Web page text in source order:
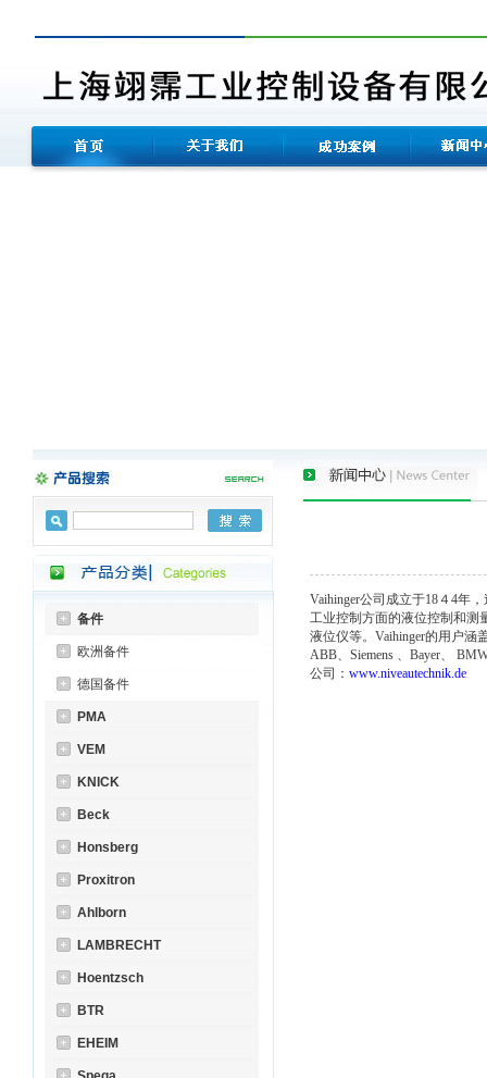
备件
欧洲备件
德国备件
PMA
VEM
KNICK
Beck
Honsberg
Proxitron
Ahlborn
LAMBRECHT
Hoentzsch
BTR
EHEIM
Vaihinger公司成立于18４4年
工业控制方面的液位控制和测
液位仪等。Vaihinger的用户
ABB、Siemens 、Bayer、
公司： www.niveautechnik.de